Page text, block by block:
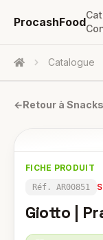
ProcashFood
Accueil Catalogue
←Retour à Snacks
FICHE PRODUIT
Réf. AR00851
Giotto |